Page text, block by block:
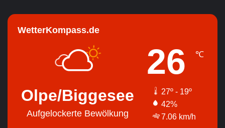
WetterKompass.de
Olpe/Biggesee
Aufgelockerte Bewölkung
26 ℃
27º - 19º
42%
7.06 km/h